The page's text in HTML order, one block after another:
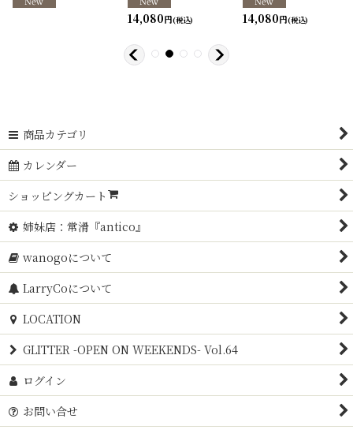
14,080円(税込) 14,080円(税込)
商品カテゴリ
カレンダー
ショッピングカート
姉妹店：常滑『antico』
wanogoについて
LarryCoについて
LOCATION
GLITTER -OPEN ON WEEKENDS- Vol.64
ログイン
お問い合せ